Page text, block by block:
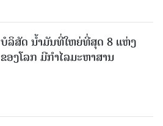
ບໍລິສັດ ນ້ຳມັນທີ່ໃຫຍ່ທີ່ສຸດ 8 ແຫ່ງ
ຂອງໂລກ ມີກຳໄລມະຫາສານ